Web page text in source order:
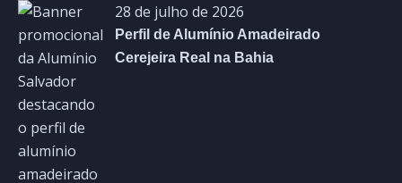
28 de julho de 2026
Perfil de Alumínio Amadeirado
Cerejeira Real na Bahia